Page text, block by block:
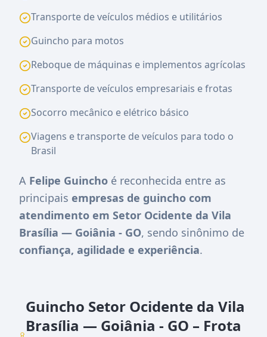
Transporte de veículos médios e utilitários
Guincho para motos
Reboque de máquinas e implementos agrícolas
Transporte de veículos empresariais e frotas
Socorro mecânico e elétrico básico
Viagens e transporte de veículos para todo o
Brasil
A Felipe Guincho é reconhecida entre as
principais empresas de guincho com
atendimento em Setor Ocidente da Vila
Brasília — Goiânia - GO, sendo sinônimo de
confiança, agilidade e experiência.
Guincho Setor Ocidente da Vila
Brasília — Goiânia - GO – Frota